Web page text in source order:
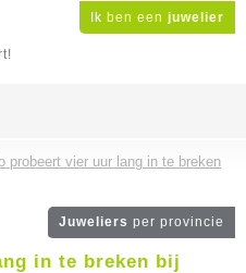
Ik ben een juwelier
probeert vier uur lang in te breken
Juweliers per provincie
in te breken bij